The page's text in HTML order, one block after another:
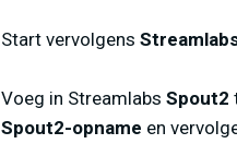
Start vervolgens
Voeg in Streamlabs Spout2
Spout2-opname en